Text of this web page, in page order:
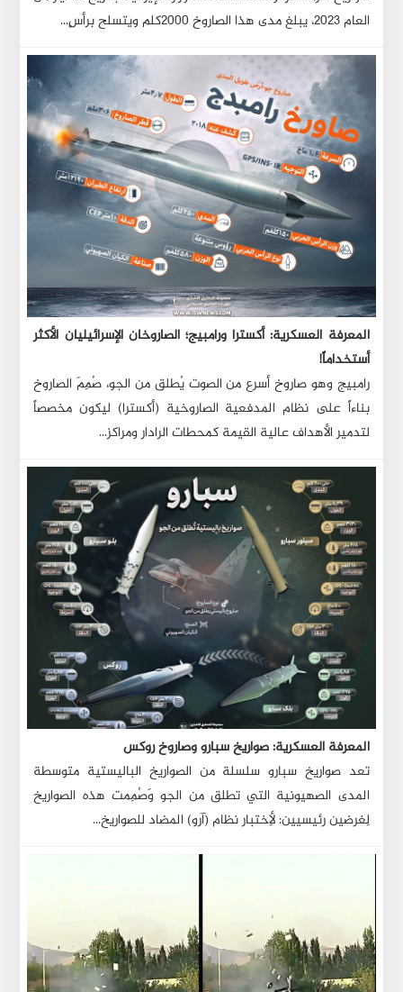
العام ٢٠٢٣، يبلغ مدى هذا الصاروخ ٢٠٠٠كلم ويتسلح برأسٍ...
المعرفة العسكرية: أكسترا ورامبيج؛ الصاروخان الإسرائيليان الأكثر
أستخداماً!
رامبيج وهو صاروخ أسرع من الصوت يُطلق من الجو، صُمِمَ الصاروخ
بناءاً على نظام المدفعية الصاروخية (أكسترا) ليكون مخصصاً
لتدمير الأهداف عالية القيمة كمحطات الرادار ومراكز...
المعرفة العسكرية: صواريخ سبارو وصاروخ روكس
تعد صواريخ سبارو سلسلة من الصواريخ الباليستية متوسطة
المدى الصهيونية التي تطلق من الجو وَصُمِمت هذه الصواريخ
لِغرضين رئيسيين: لِأختبار نظام (آرو) المضاد للصواريخ...